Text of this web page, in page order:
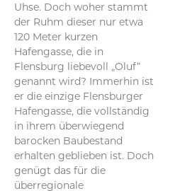
Uhse. Doch woher stammt
der Ruhm dieser nur etwa
120 Meter kurzen
Hafengasse, die in
Flensburg liebevoll „Oluf“
genannt wird? Immerhin ist
er die einzige Flensburger
Hafengasse, die vollständig
in ihrem überwiegend
barocken Baubestand
erhalten geblieben ist. Doch
genügt das für die
überregionale